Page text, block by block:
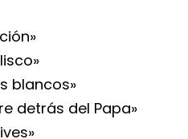
blancos»
detrás del Papa»